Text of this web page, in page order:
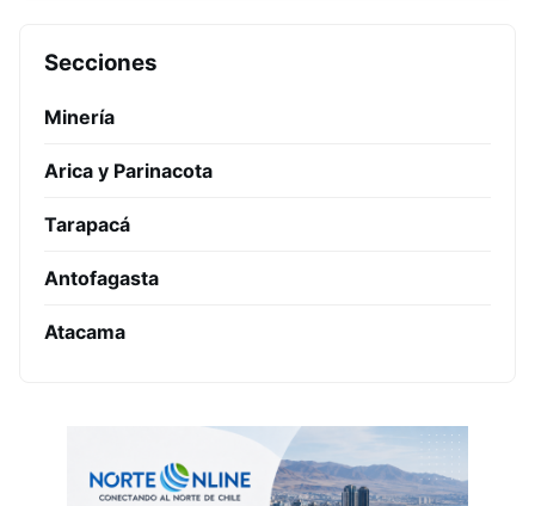
Secciones
Minería
Arica y Parinacota
Tarapacá
Antofagasta
Atacama